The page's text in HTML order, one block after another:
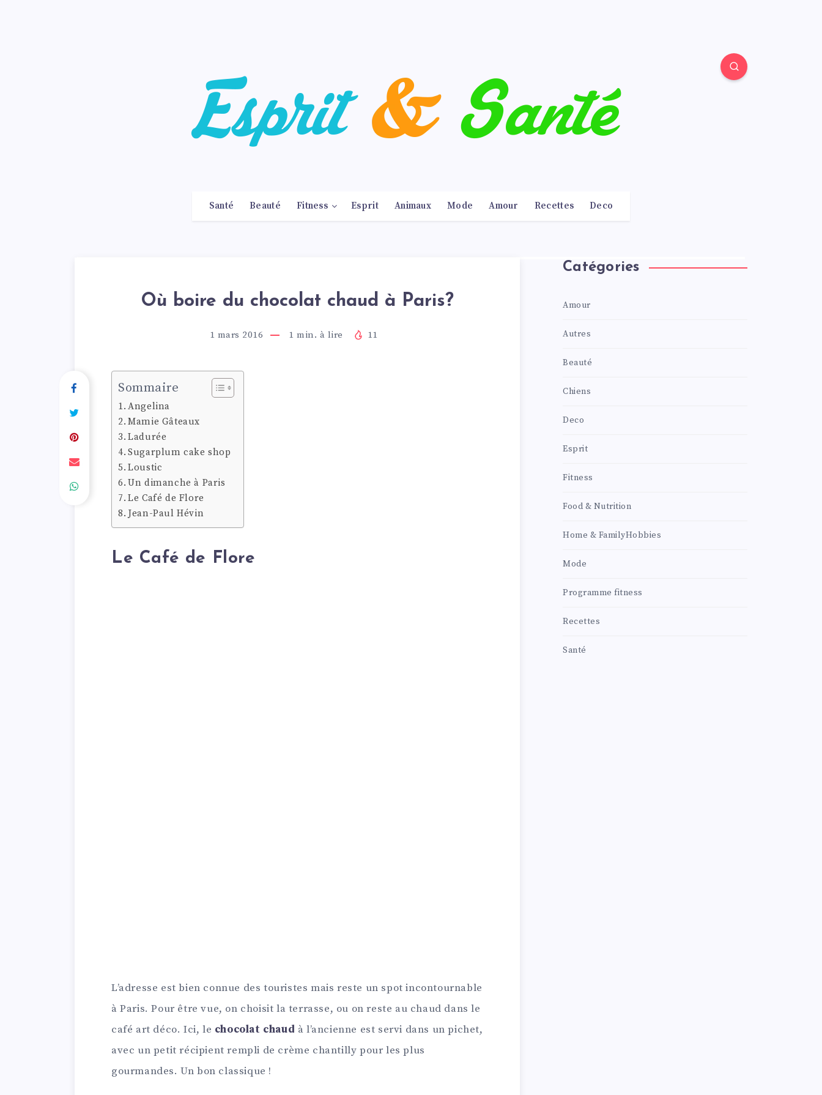
Santé Beauté Fitness Esprit Animaux Mode Amour Recettes Deco
Où boire du chocolat chaud à Paris?
1 mars 2016 1 min. à lire 11
Sommaire
Angelina
Mamie Gâteaux
Ladurée
Sugarplum cake shop
Loustic
Un dimanche à Paris
Le Café de Flore
Jean-Paul Hévin
Le Café de Flore
L’adresse est bien connue des touristes mais reste un spot incontournable
à Paris. Pour être vue, on choisit la terrasse, ou on reste au chaud dans le
café art déco. Ici, le chocolat chaud à l’ancienne est servi dans un pichet,
avec un petit récipient rempli de crème chantilly pour les plus
gourmandes. Un bon classique !
Catégories
Amour
Autres
Beauté
Chiens
Deco
Esprit
Fitness
Food & Nutrition
Home & FamilyHobbies
Mode
Programme fitness
Recettes
Santé